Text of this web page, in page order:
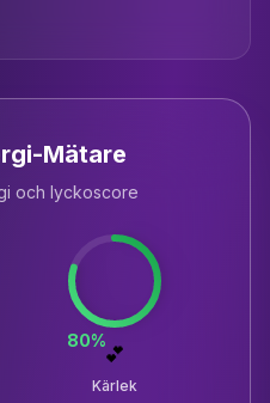
Mätare
och lyckoscore
80%
💕
Kärlek